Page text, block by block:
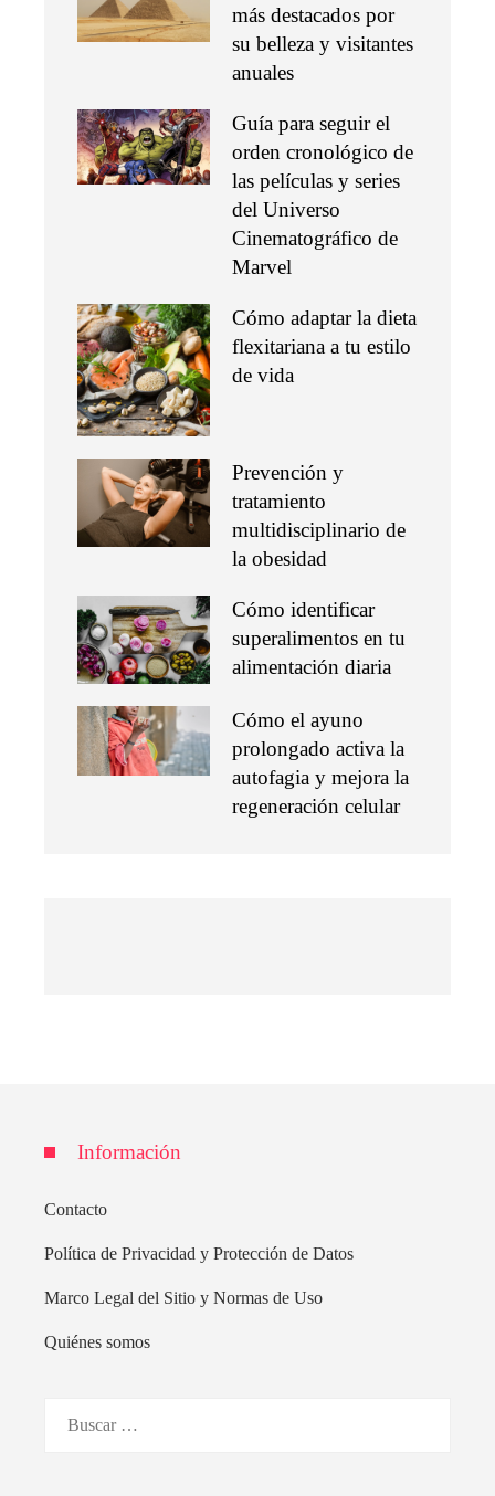
más destacados por
su belleza y visitantes
anuales
Guía para seguir el
orden cronológico de
las películas y series
del Universo
Cinematográfico de
Marvel
Cómo adaptar la dieta
flexitariana a tu estilo
de vida
Prevención y
tratamiento
multidisciplinario de
la obesidad
Cómo identificar
superalimentos en tu
alimentación diaria
Cómo el ayuno
prolongado activa la
autofagia y mejora la
regeneración celular
Información
Contacto
Política de Privacidad y Protección de Datos
Marco Legal del Sitio y Normas de Uso
Quiénes somos